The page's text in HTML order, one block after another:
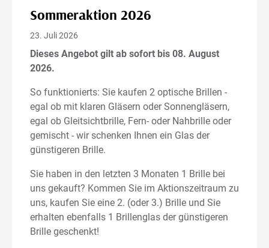
Sommeraktion 2026
23. Juli 2026
Dieses Angebot gilt ab sofort bis 08. August
2026.
So funktionierts: Sie kaufen 2 optische Brillen -
egal ob mit klaren Gläsern oder Sonnengläsern,
egal ob Gleitsichtbrille, Fern- oder Nahbrille oder
gemischt - wir schenken Ihnen ein Glas der
günstigeren Brille.
Sie haben in den letzten 3 Monaten 1 Brille bei
uns gekauft? Kommen Sie im Aktionszeitraum zu
uns, kaufen Sie eine 2. (oder 3.) Brille und Sie
erhalten ebenfalls 1 Brillenglas der günstigeren
Brille geschenkt!